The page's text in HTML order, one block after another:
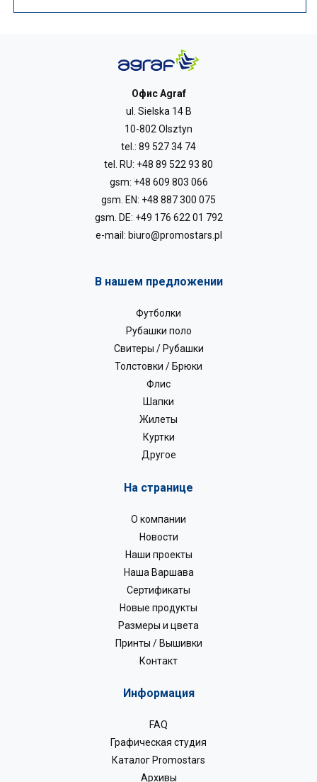
Офис Agraf
ul. Sielska 14 B
10-802 Olsztyn
tel.: 89 527 34 74
tel. RU: +48 89 522 93 80
gsm: +48 609 803 066
gsm. EN: +48 887 300 075
gsm. DE: +49 176 622 01 792
e-mail: biuro@promostars.pl
В нашем предложении
Футболки
Рубашки поло
Свитеры / Рубашки
Толстовки / Брюки
Флис
Шапки
Жилеты
Куртки
Другое
На странице
О компании
Новости
Наши проекты
Наша Варшава
Сертификаты
Новые продукты
Размеры и цвета
Принты / Вышивки
Контакт
Информация
FAQ
Графическая студия
Каталог Promostars
Архивы